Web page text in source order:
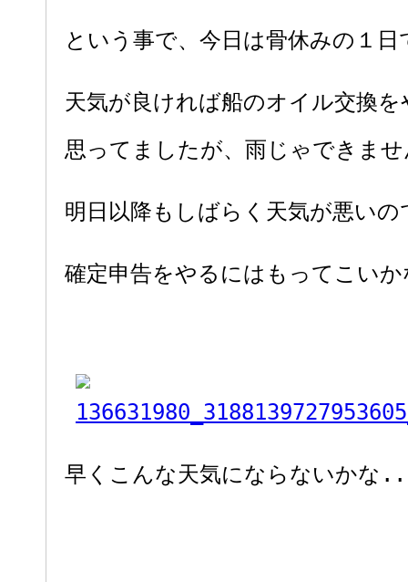
という事で、今日は骨休みの１日
天気が良ければ船のオイル交換
思ってましたが、雨じゃできま
明日以降もしばらく天気が悪いの
確定申告をやるにはもってこ
早くこんな天気にならないかな